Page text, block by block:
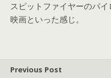
スピットファイヤーのパ
映画といった感じ。
Previous Post